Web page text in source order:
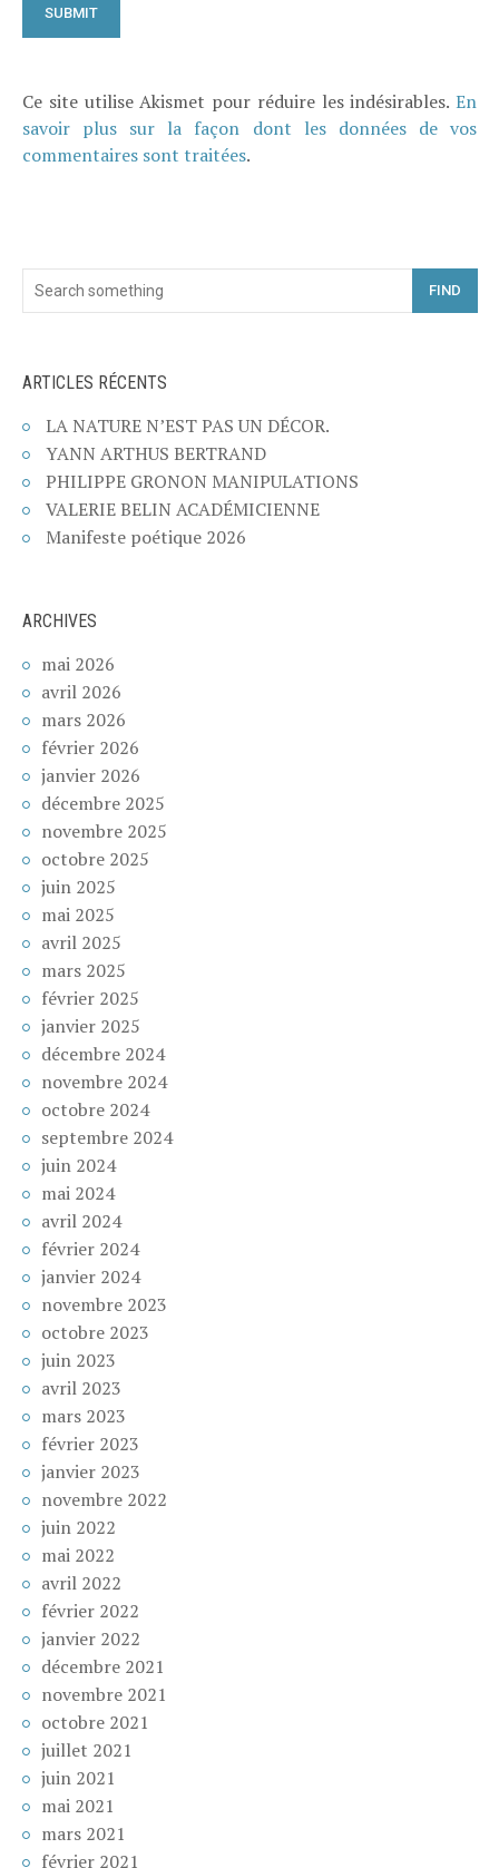
Ce site utilise Akismet pour réduire les indésirables. En
savoir plus sur la façon dont les données de vos
commentaires sont traitées.
FIND
ARTICLES RÉCENTS
LA NATURE N’EST PAS UN DÉCOR.
YANN ARTHUS BERTRAND
PHILIPPE GRONON MANIPULATIONS
VALERIE BELIN ACADÉMICIENNE
Manifeste poétique 2026
ARCHIVES
mai 2026
avril 2026
mars 2026
février 2026
janvier 2026
décembre 2025
novembre 2025
octobre 2025
juin 2025
mai 2025
avril 2025
mars 2025
février 2025
janvier 2025
décembre 2024
novembre 2024
octobre 2024
septembre 2024
juin 2024
mai 2024
avril 2024
février 2024
janvier 2024
novembre 2023
octobre 2023
juin 2023
avril 2023
mars 2023
février 2023
janvier 2023
novembre 2022
juin 2022
mai 2022
avril 2022
février 2022
janvier 2022
décembre 2021
novembre 2021
octobre 2021
juillet 2021
juin 2021
mai 2021
mars 2021
février 2021